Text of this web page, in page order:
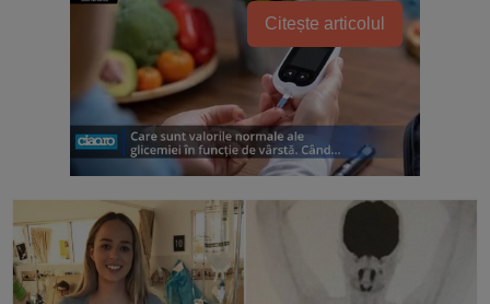
Citește articolul